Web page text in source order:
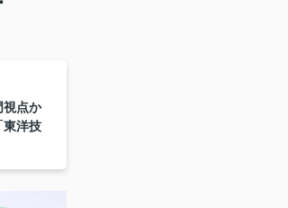
視点か
東洋技